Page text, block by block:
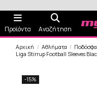
Προϊόντα Αναζήτηση
Αρχική Αθλήματα
Liga Stirrup Football Sleeves
-15%